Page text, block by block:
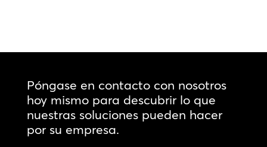
Póngase en contacto con nosotros
hoy mismo para descubrir lo que
nuestras soluciones pueden hacer
por su empresa.